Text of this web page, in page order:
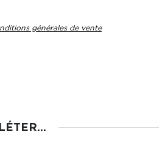
générales de vente